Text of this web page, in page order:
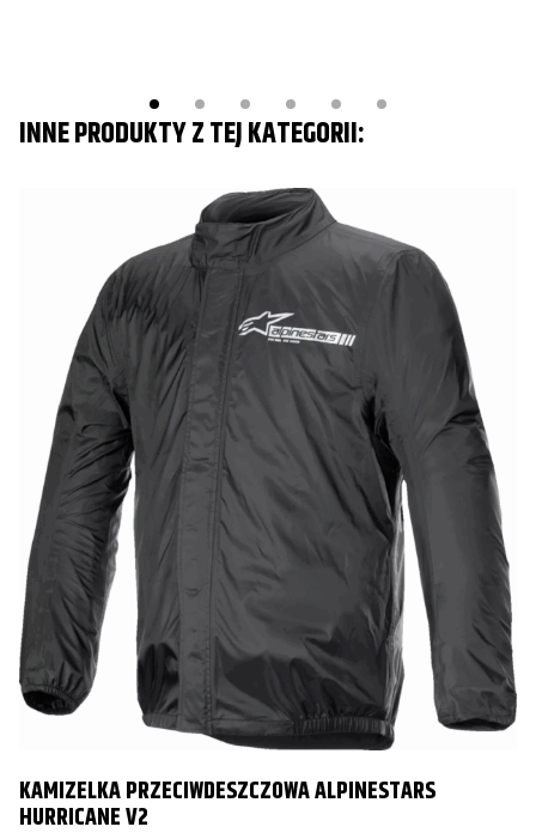
INNE PRODUKTY Z TEJ KATEGORII:
KAMIZELKA PRZECIWDESZCZOWA ALPINESTARS
HURRICANE V2